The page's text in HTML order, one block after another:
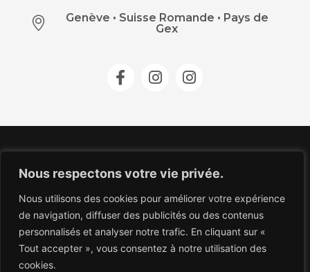
Nous respectons votre vie privée.
Nous utilisons des cookies pour améliorer votre expérience
de navigation, diffuser des publicités ou des contenus
personnalisés et analyser notre trafic. En cliquant sur «
Tout accepter », vous consentez à notre utilisation des
cookies.
Genève • Suisse Romande • Pays de
Gex
COPYRIGHT 2026 © MIKHI.PHOTOGRAPHIE.